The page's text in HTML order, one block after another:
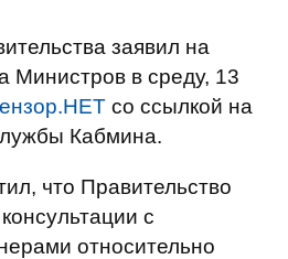
заявил на
Министров в среду, 13
со ссылкой на
Кабмина.
что Правительство
с
относительно